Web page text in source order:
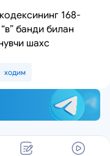
168-
банди билан
шахс
ходим